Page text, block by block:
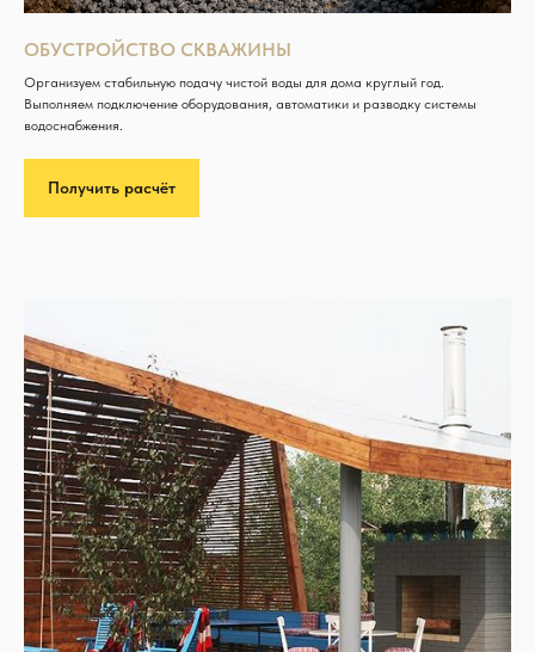
ОБУСТРОЙСТВО СКВАЖИНЫ
Организуем стабильную подачу чистой воды для дома круглый год.
Выполняем подключение оборудования, автоматики и разводку системы
водоснабжения.
Получить расчёт